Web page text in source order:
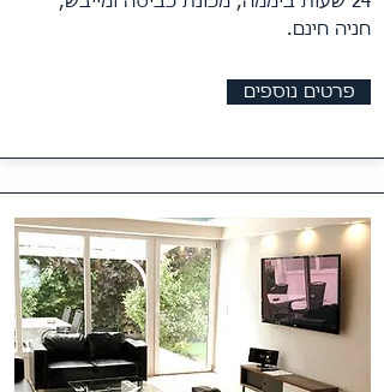
חניה חינם.
פרטים נוספים